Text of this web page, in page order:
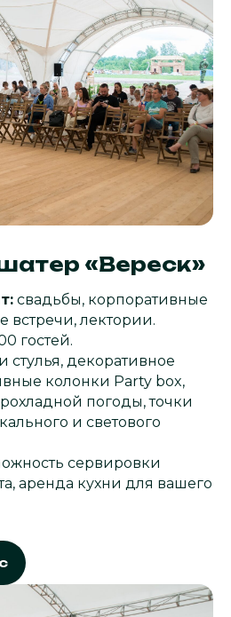
«Вереск»
свадьбы, корпоративные
встречи, лектории.
гостей.
стулья, декоративное
колонки Party box,
погоды, точки
и светового
сервировки
аренда кухни для вашего